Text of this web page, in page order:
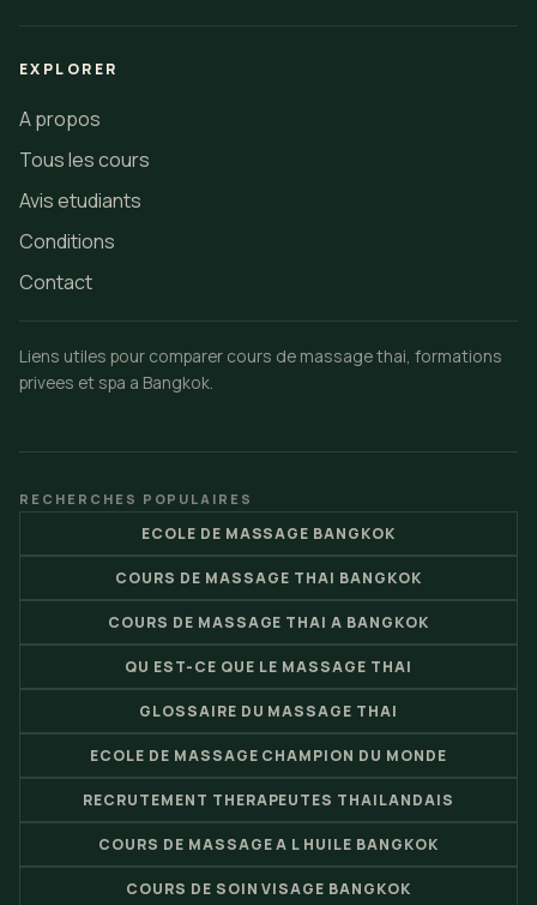
EXPLORER
A propos
Tous les cours
Avis etudiants
Conditions
Contact
Liens utiles pour comparer cours de massage thai, formations
privees et spa a Bangkok.
RECHERCHES POPULAIRES
ECOLE DE MASSAGE BANGKOK
COURS DE MASSAGE THAI BANGKOK
COURS DE MASSAGE THAI A BANGKOK
QU EST-CE QUE LE MASSAGE THAI
GLOSSAIRE DU MASSAGE THAI
ECOLE DE MASSAGE CHAMPION DU MONDE
RECRUTEMENT THERAPEUTES THAILANDAIS
COURS DE MASSAGE A L HUILE BANGKOK
COURS DE SOIN VISAGE BANGKOK